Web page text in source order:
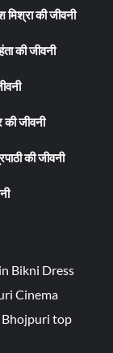
की जीवनी
की जीवनी
जीवनी
की जीवनी
Bikni Dress
Cinema
Bhojpuri top